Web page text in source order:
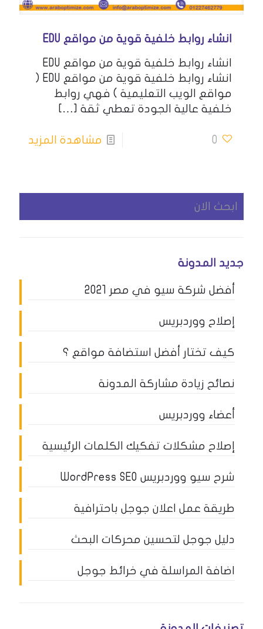
انشاء روابط خلفية قوية من مواقع EDU
انشاء روابط خلفية قوية من مواقع EDU
انشاء روابط خلفية قوية من مواقع EDU (
مواقع الويب التعليمية ) فهي روابط
خلفية عالية الجودة تعطي ثقة […]
0 مشاهدة المزيد
جديد المدونة
أفضل شركة سيو في مصر 2021
إصلاح ووردبريس
كيف تختار أفضل استضافة مواقع ؟
نصائح زيادة مشاركة المدونة
أعضاء ووردبريس
إصلاح مشكلات تفكيك الكلمات الرئيسية
شرح سيو ووردبريس WordPress SEO
طريقة عمل اعلان جوجل باحترافية
دليل جوجل لتحسين محركات البحث
اضافة المراسلة في خرائط جوجل